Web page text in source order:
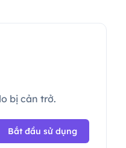
bị cản trở.
Bắt đầu sử dụng